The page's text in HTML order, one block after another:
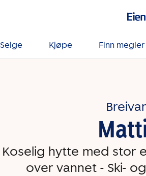
Selge Kjøpe Finn megler
Koselig hytte med stor
over vannet - Ski-